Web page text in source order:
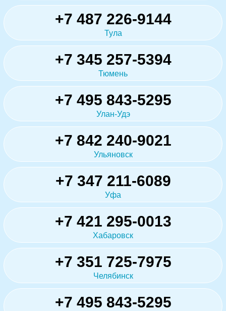
+7 487 226-9144
Тула
+7 345 257-5394
Тюмень
+7 495 843-5295
Улан-Удэ
+7 842 240-9021
Ульяновск
+7 347 211-6089
Уфа
+7 421 295-0013
Хабаровск
+7 351 725-7975
Челябинск
+7 495 843-5295